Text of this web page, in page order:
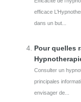
efficace
dans un but...
Pour quelles
Consulter un
principales
envisager de...